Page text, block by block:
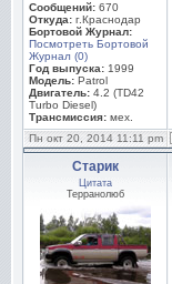
Сообщений: 670
Откуда: г.Краснодар
Бортовой Журнал:
Посмотреть Бортовой
Журнал (0)
Год выпуска: 1999
Модель: Patrol
Двигатель: 4.2 (TD42
Turbo Diesel)
Трансмиссия: мех.
Пн окт 20, 2014 11:11 pm
Старик
Цитата
Терранолюб